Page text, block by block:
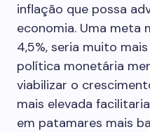
inflação que possa
economia. Uma meta
4,5%, seria muito
política monetária
viabilizar o
mais elevada
em patamares mais